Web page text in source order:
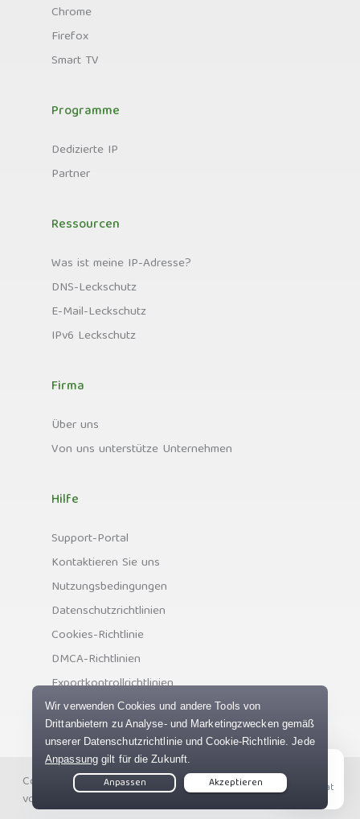
Chrome
Firefox
Smart TV
Programme
Dedizierte IP
Partner
Ressourcen
Was ist meine IP-Adresse?
DNS-Leckschutz
E-Mail-Leckschutz
IPv6 Leckschutz
Firma
Über uns
Von uns unterstütze Unternehmen
Hilfe
Support-Portal
Kontaktieren Sie uns
Nutzungsbedingungen
Datenschutzrichtlinien
Cookies-Richtlinie
DMCA-Richtlinien
Exportkontrollrichtlinien
Copyright © Private Internet Access, Inc. Alle Rechte
vorbehalten.
Live Chat